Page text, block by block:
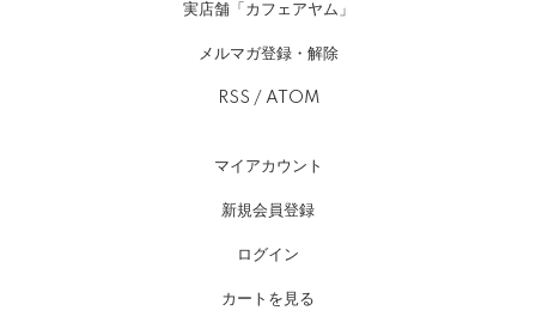
実店舗「カフェアヤム」
メルマガ登録・解除
RSS / ATOM
マイアカウント
新規会員登録
ログイン
カートを見る